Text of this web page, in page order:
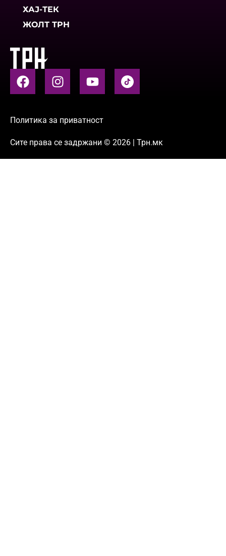
ХАЈ-ТЕК
ЖОЛТ ТРН
Политика за приватност
Сите права се задржани © 2026 | Трн.мк